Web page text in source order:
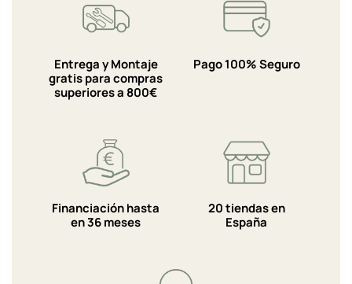
Entrega y Montaje
gratis para compras
superiores a 800€
Pago 100% Seguro
Financiación hasta
en 36 meses
20 tiendas en
España